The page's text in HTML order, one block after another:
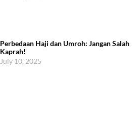
Perbedaan Haji dan Umroh: Jangan Salah
Kaprah!
July 10, 2025